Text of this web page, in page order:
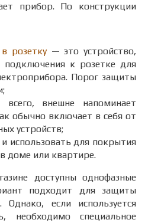
прибор. По конструкции
розетку— это устройство,
подключения к розетке для
Порог защиты
внешне напоминает
обычно включает в себя от
устройств;
использовать для покрытия
доме или квартире.
доступны однофазные
подходит для защиты
если используется
необходимо специальное